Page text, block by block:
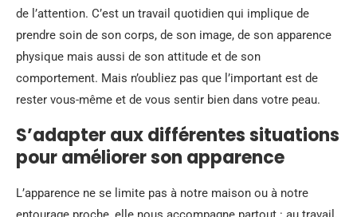
de l’attention. C’est un travail quotidien qui implique de
prendre soin de son corps, de son image, de son apparence
physique mais aussi de son attitude et de son
comportement. Mais n’oubliez pas que l’important est de
rester vous-même et de vous sentir bien dans votre peau.
S’adapter aux différentes situations
pour améliorer son apparence
L’apparence ne se limite pas à notre maison ou à notre